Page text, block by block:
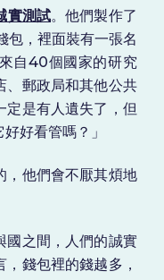
實測試。他們製作了
包，裡面裝有一張名
自40個國家的研究
、郵政局和其他公共
定是有人遺失了，但
好看管嗎？」
，他們會不厭其煩地
國之間，人們的誠實
錢包裡的錢越多，